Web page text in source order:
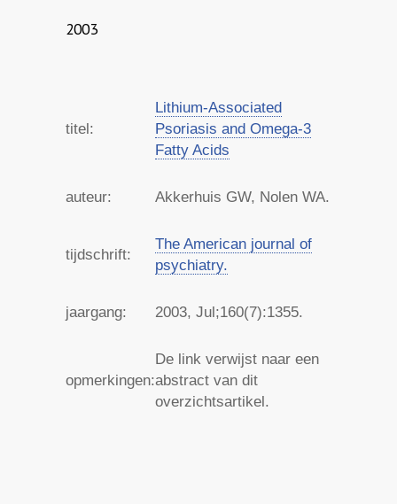
2003
titel:
Lithium-Associated
Psoriasis and Omega-3
Fatty Acids
auteur: Akkerhuis GW, Nolen WA.
tijdschrift:
The American journal of
psychiatry.
jaargang: 2003, Jul;160(7):1355.
opmerkingen:
De link verwijst naar een
abstract van dit
overzichtsartikel.